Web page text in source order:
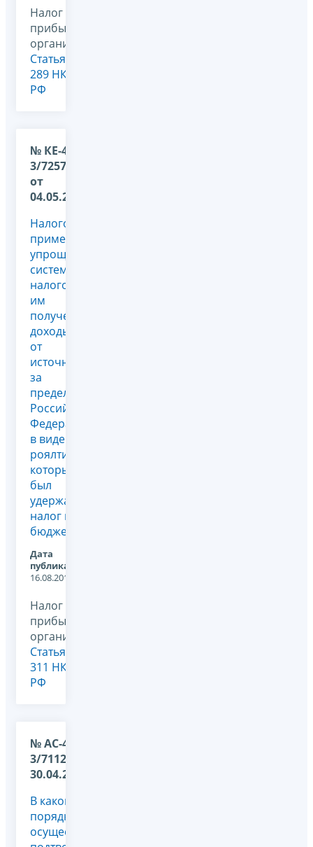
Налог на
прибыль
организаций,
Статья
289 НК
РФ
№ КЕ-4-
3/7257@
от
04.05.2011
Налогоплательщик
применяет
упрощенную
систему
налогообложения,
им
получены
доходы
от
источников
за
пределами
Российской
Федерации
в виде
роялти, с
которых
был
удержан
налог в
бюдже...
Дата
публикации:
16.08.2011
Налог на
прибыль
организаций,
Статья
311 НК
РФ
№ АС-4-
3/7112 от
30.04.2011
В каком
порядке
осуществляется